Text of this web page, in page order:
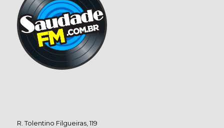
R. Tolentino Filgueiras, 119